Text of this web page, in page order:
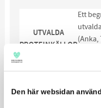
Den här websidan
UTVALDA
PROTEINKÄLLOR
Ett
Utformad